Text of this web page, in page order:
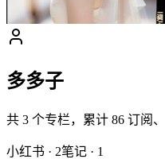
多多子
共 3 个专栏，累计 86 订阅、
小红书 · 2笔记 · 1